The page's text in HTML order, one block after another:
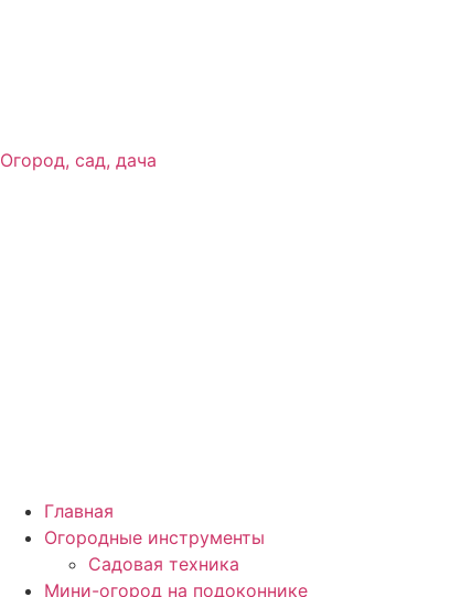
Огород, сад, дача
Главная
Огородные инструменты
Садовая техника
Мини-огород на подоконнике